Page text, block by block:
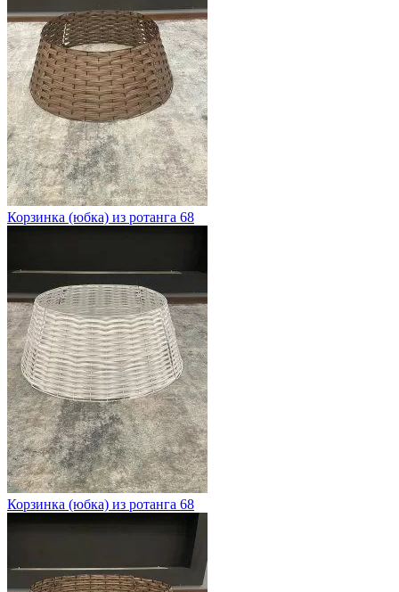
Корзинка (юбка) из ротанга 68
Корзинка (юбка) из ротанга 68